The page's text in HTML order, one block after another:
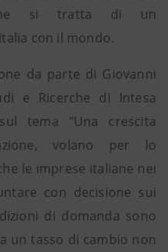
che si tratta di un
con il mondo.
da parte di Giovanni
e Ricerche di Intesa
tema “Una crescita
volano per lo
le imprese italiane nei
con decisione sui
di domanda sono
un tasso di cambio non